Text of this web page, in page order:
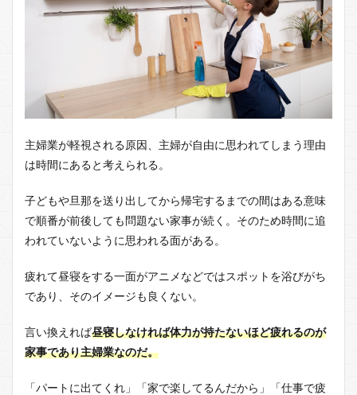
主婦業が軽視される原因、主婦が自由に思われてしまう理由
は時間にあると考えられる。
子どもや旦那を送り出してから帰宅するまでの間はある意味
で順番が前後しても問題ない家事が続く。そのため時間に追
われていないように思われる面がある。
疲れて昼寝をする一面がアニメなどではスポットを浴びがち
であり、そのイメージも良くない。
言い換えれば昼寝しなければ体力が持たないほど疲れるのが
家事であり主婦業なのだ。
「パートに出てくれ」「家で楽してるんだから」「仕事で疲